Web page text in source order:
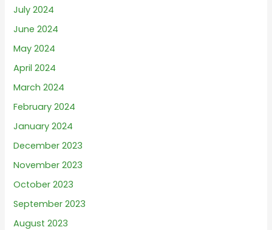
July 2024
June 2024
May 2024
April 2024
March 2024
February 2024
January 2024
December 2023
November 2023
October 2023
September 2023
August 2023